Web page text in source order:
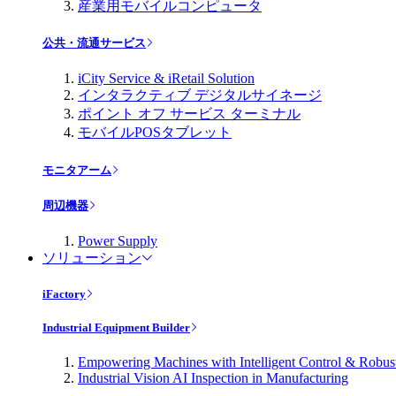
産業用モバイルコンピュータ
公共・流通サービス
iCity Service & iRetail Solution
インタラクティブ デジタルサイネージ
ポイント オフ サービス ターミナル
モバイルPOSタブレット
モニタアーム
周辺機器
Power Supply
ソリューション
iFactory
Industrial Equipment Builder
Empowering Machines with Intelligent Control &
Industrial Vision AI Inspection in Manufacturing